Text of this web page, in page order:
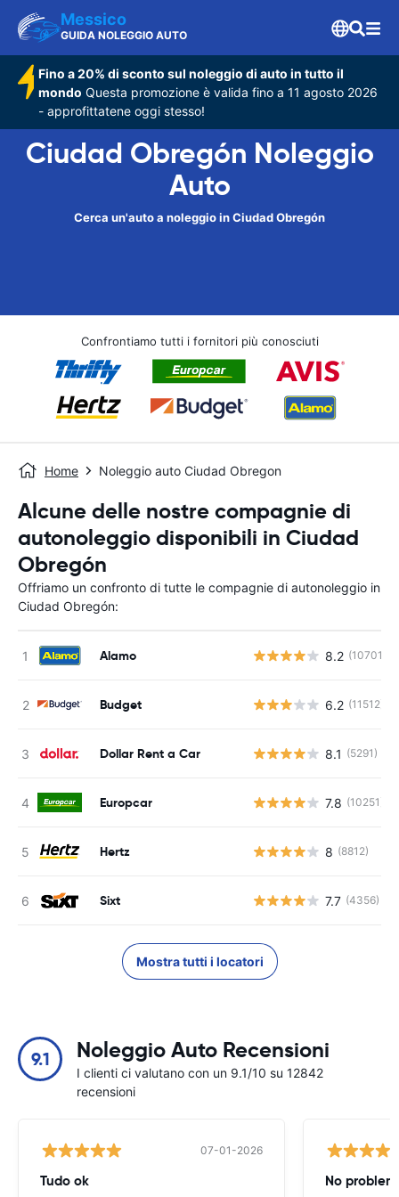
Messico
GUIDA NOLEGGIO AUTO
Fino a 20% di sconto sul noleggio di auto in tutto il
mondo Questa promozione è valida fino a 11 agosto 2026
- approfittatene oggi stesso!
Ciudad Obregón Noleggio
Auto
Cerca un'auto a noleggio in Ciudad Obregón
Confrontiamo tutti i fornitori più conosciuti
Home Noleggio auto Ciudad Obregon
Alcune delle nostre compagnie di
autonoleggio disponibili in Ciudad
Obregón
Offriamo un confronto di tutte le compagnie di autonoleggio in
Ciudad Obregón:
Alamo 8.2 (10701)
Budget 6.2 (11512)
Dollar Rent a Car 8.1 (5291)
Europcar 7.8 (10251)
Hertz 8 (8812)
Sixt 7.7 (4356)
Mostra tutti i locatori
9.1 Noleggio Auto Recensioni
I clienti ci valutano con un 9.1/10 su 12842
recensioni
07-01-2026
Tudo ok No